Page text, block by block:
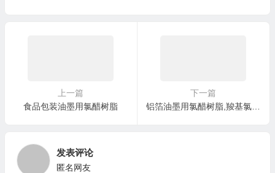
上一篇
食品包装油墨用氯醋树脂
下一篇
铝箔油墨用氯醋树脂,羧基氯醋作用
发表评论
匿名网友